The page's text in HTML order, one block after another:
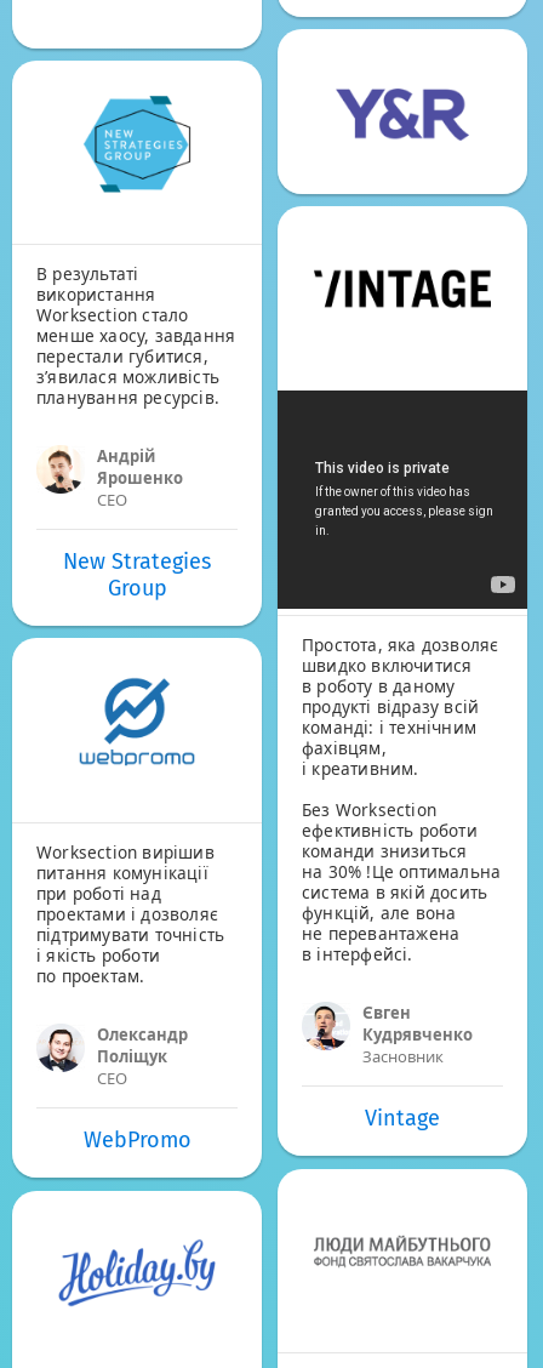
місяць з системою
щось впровадити і щоб
такого функціоналу
не знашлось
можливості
по веденню наших
В результаті
використання
Worksection стало
менше хаосу, завдання
перестали губитися,
з’явилася можливість
планування ресурсів.
Андрій
Ярошенко
CEO
New Strategies
Group
Простота, яка дозволяє
швидко включитися
в роботу в даному
продукті відразу всій
команді: і технічним
фахівцям,
і креативним.
Без Worksection
ефективність роботи
команди знизиться
на 30% !Це оптимальна
система в якій досить
функцій, але вона
не перевантажена
в інтерфейсі.
Євген
Кудрявченко
Засновник
Vintage
Worksection вирішив
питання комунікації
при роботі над
проектами і дозволяє
підтримувати точність
і якість роботи
по проектам.
Олександр
Поліщук
CEO
WebPromo